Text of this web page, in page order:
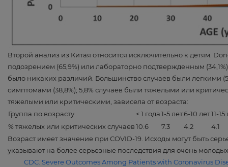
Второй анализ из Китая относится исключительно к детям.
подозрением (65,9%) или лабораторно подтвержденным
было никаких различий. Большинство случаев были легкими
симптомами (38,8%); 5,8% случаев были тяжелыми или
тяжелыми или критическими, зависела от возраста:
Группа по возрасту
< 1 года1-5 лет6-10 лет11-15
% тяжелых или критических случаев10.6 7.3 4.2
4.1
Возраст имеет значение при COVID-19. Исходы могут быть
указывают на более серьезные последствия для очень
CDC. Severe Outcomes Among Patients with Coronavirus